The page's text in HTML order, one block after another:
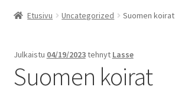
Ehdot
Etusivu Uncategorized Suomen koirat
Julkaistu 04/19/2023tehnyt Lasse
Suomen koirat